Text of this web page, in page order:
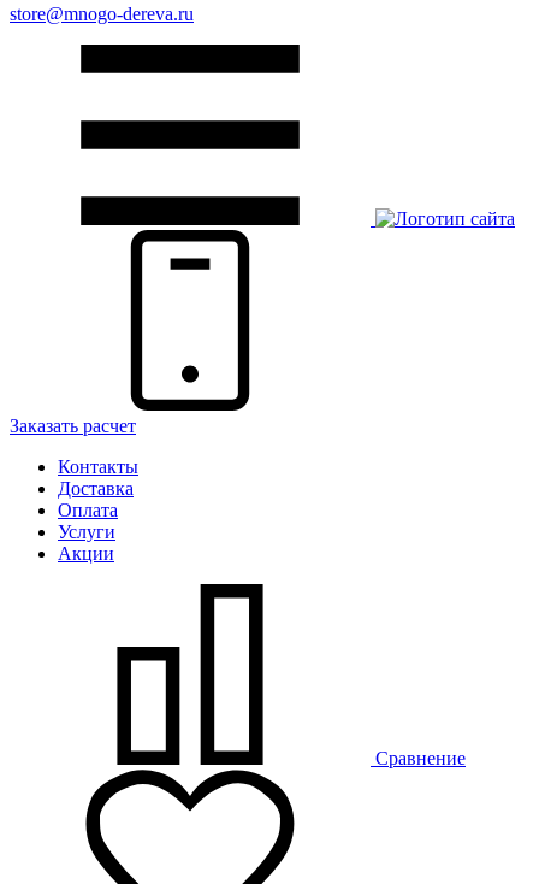
store@mnogo-dereva.ru
Заказать расчет
Контакты
Доставка
Оплата
Услуги
Акции
Сравнение